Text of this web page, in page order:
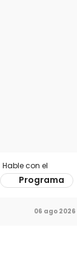
Hable con el
Programa
06 ago 2026